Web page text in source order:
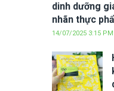
dinh dưỡng
nhãn thực
14/07/2025 3:15 PM